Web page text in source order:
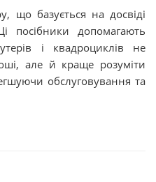
що базується на досвіді
посібники допомагають
і квадроциклів не
але й краще розуміти
обслуговування та